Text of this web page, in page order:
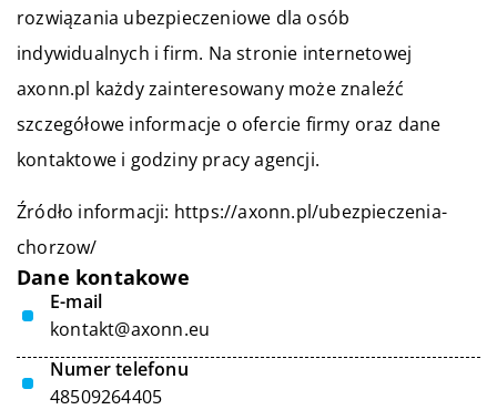
rozwiązania ubezpieczeniowe dla osób
indywidualnych i firm. Na stronie internetowej
axonn.pl każdy zainteresowany może znaleźć
szczegółowe informacje o ofercie firmy oraz dane
kontaktowe i godziny pracy agencji.
Źródło informacji: https://axonn.pl/ubezpieczenia-
chorzow/
Dane kontakowe
E-mail
kontakt@axonn.eu
Numer telefonu
48509264405